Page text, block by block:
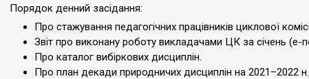
Порядок денний засідання:
Про стажування педагогічних працівників циклової
Звіт про виконану роботу викладачами ЦК за січень (е-
Про каталог вибіркових дисциплін.
Про план декади природничих дисциплін на 2021–2022